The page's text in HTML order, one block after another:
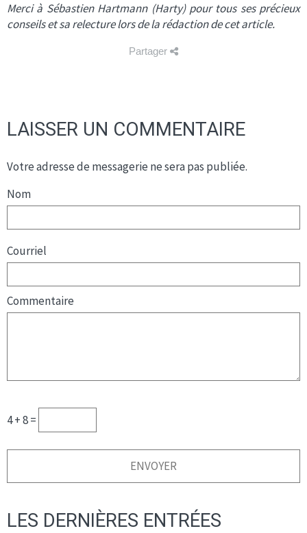
Merci à Sébastien Hartmann (Harty) pour tous ses précieux
conseils et sa relecture lors de la rédaction de cet article.
Partager
LAISSER UN COMMENTAIRE
Votre adresse de messagerie ne sera pas publiée.
Nom
Courriel
Commentaire
4 + 8 =
LES DERNIÈRES ENTRÉES